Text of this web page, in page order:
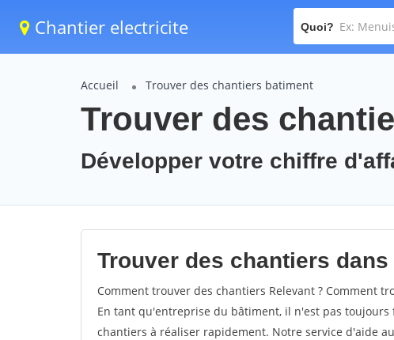
Chantier electricite Quoi?
Accueil Trouver des chantiers batiment
Trouver des
Développer votre chiffre
Trouver des chantiers
Comment trouver des chantiers Relevant ? Comment
En tant qu'entreprise du bâtiment, il n'est pas
chantiers à réaliser rapidement. Notre service d'aide